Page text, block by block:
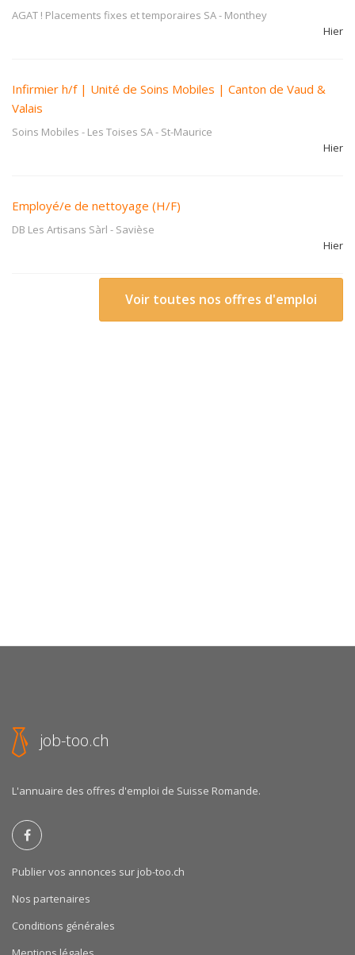
AGAT ! Placements fixes et temporaires SA- Monthey
Hier
Infirmier h/f | Unité de Soins Mobiles | Canton de Vaud &
Valais
Soins Mobiles - Les Toises SA- St-Maurice
Hier
Employé/e de nettoyage (H/F)
DB Les Artisans Sàrl - Savièse
Hier
Voir toutes nos offres d'emploi
job-too.ch
L'annuaire des offres d'emploi de Suisse Romande.
Publier vos annonces sur job-too.ch
Nos partenaires
Conditions générales